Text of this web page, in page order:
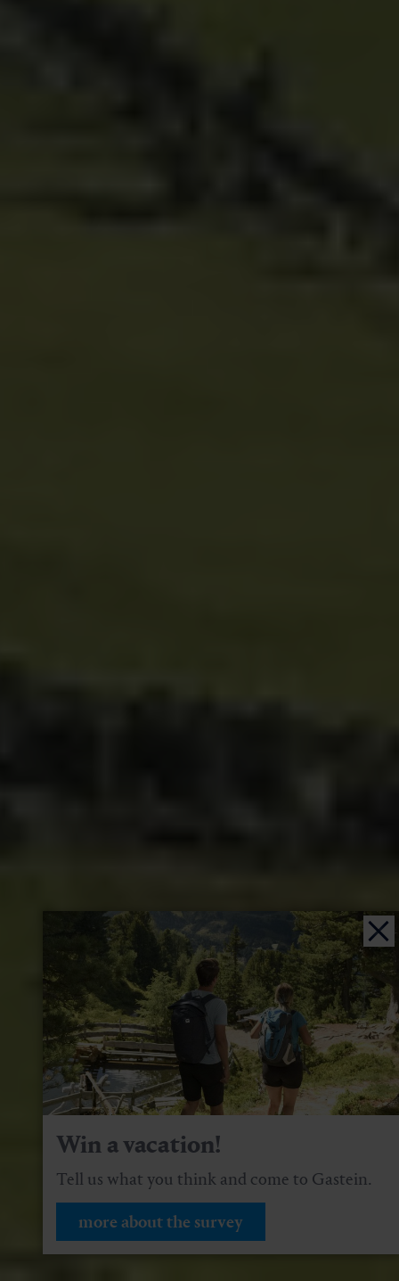
Win a vacation!
Tell us what you think and come to Gastein.
more about the survey